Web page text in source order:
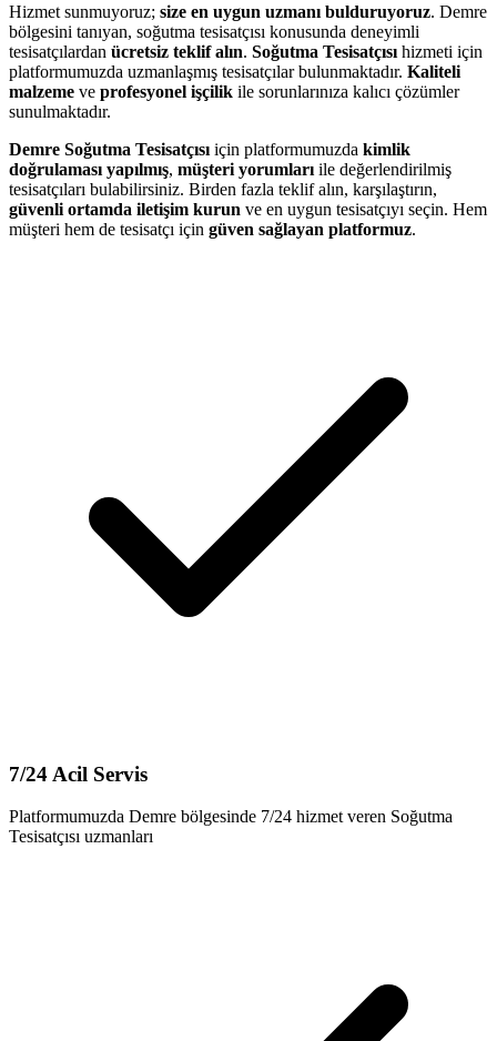
Hizmet sunmuyoruz; size en uygun uzmanı bulduruyoruz. Demre
bölgesini tanıyan, soğutma tesisatçısı konusunda deneyimli
tesisatçılardan ücretsiz teklif alın. Soğutma Tesisatçısı hizmeti için
platformumuzda uzmanlaşmış tesisatçılar bulunmaktadır. Kaliteli
malzeme ve profesyonel işçilik ile sorunlarınıza kalıcı çözümler
sunulmaktadır.
Demre Soğutma Tesisatçısı için platformumuzda kimlik
doğrulaması yapılmış, müşteri yorumları ile değerlendirilmiş
tesisatçıları bulabilirsiniz. Birden fazla teklif alın, karşılaştırın,
güvenli ortamda iletişim kurun ve en uygun tesisatçıyı seçin. Hem
müşteri hem de tesisatçı için güven sağlayan platformuz.
7/24 Acil Servis
Platformumuzda Demre bölgesinde 7/24 hizmet veren Soğutma
Tesisatçısı uzmanları